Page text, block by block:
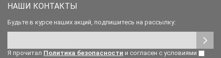
НАШИ КОНТАКТЫ
Будьте в курсе наших акций, подпишитесь на рассылку:
Я прочитал Политика безопасности и согласен с условиями